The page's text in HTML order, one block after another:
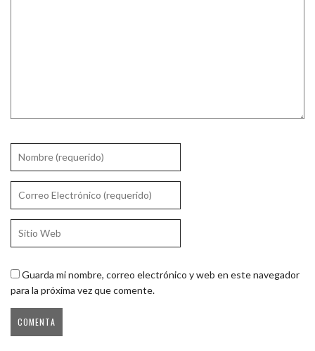
Guarda mi nombre, correo electrónico y web en este navegador
para la próxima vez que comente.